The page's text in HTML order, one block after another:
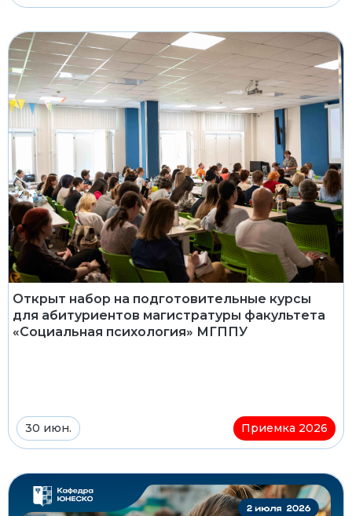
Открыт набор на подготовительные курсы
для абитуриентов магистратуры факультета
«Социальная психология» МГППУ
30 июн. Приемка 2026